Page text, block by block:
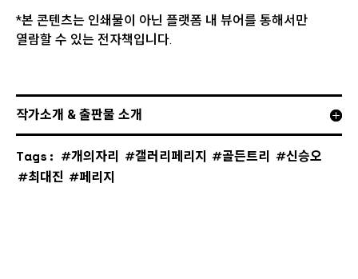
*본 콘텐츠는 인쇄물이 아닌 플랫폼 내 뷰어를 통해서만
열람할 수 있는 전자책입니다.
작가소개 & 출판물 소개
Tags: 개의자리 갤러리페리지 골든트리
신승오
최대진
페리지